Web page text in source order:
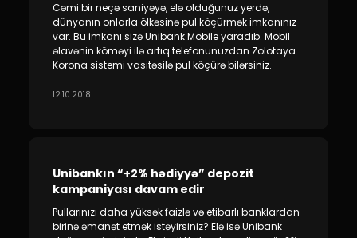
Cəmi bir neçə saniyəyə, elə olduğunuz yerdə,
dünyanın onlarla ölkəsinə pul köçürmək imkanınız
var. Bu imkanı sizə Unibank Mobile yaradıb. Mobil
əlavənin köməyi ilə artıq telefonunuzdan Zolotaya
Korona sistemi vasitəsilə pul köçürə bilərsiniz.
12.10.2018
Unibankın “+2% hədiyyə” depozit
kampaniyası davam edir
Pullarınızı daha yüksək faizlə və etibarlı banklardan
birinə əmanət etmək istəyirsiniz? Elə isə Unibank